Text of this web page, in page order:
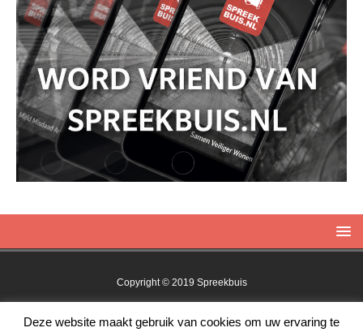
Copyright © 2019 Spreekbuis
Deze website maakt gebruik van cookies om uw ervaring te